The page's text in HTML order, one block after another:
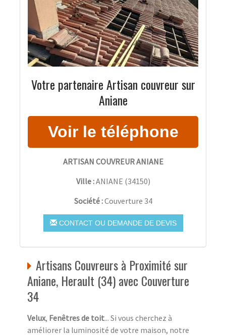
Votre partenaire Artisan couvreur sur
Aniane
ARTISAN COUVREUR ANIANE
Ville :ANIANE (34150)
Société :Couverture 34
CONTACT OU DEMANDE DE DEVIS
Artisans Couvreurs à Proximité sur
Aniane, Herault (34) avec Couverture
34
Velux, Fenêtres de toit... Si vous cherchez à
améliorer la luminosité de votre maison, notre